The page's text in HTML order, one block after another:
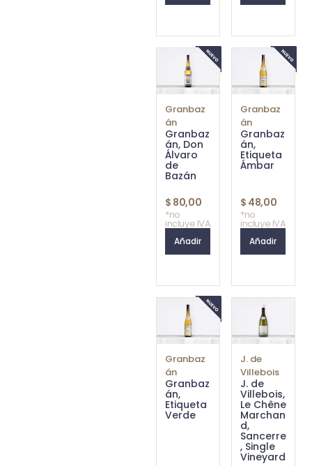
Granbaz
án
Granbaz
án, Don
Álvaro
de
Bazán
$ 80,00
*no
incluye IVA
Añadir
Granbaz
án
Granbaz
án,
Etiqueta
Ámbar
$ 48,00
*no
incluye IVA
Añadir
Granbaz
án
Granbaz
án,
Etiqueta
Verde
J. de
Villebois
J. de
Villebois,
Le Chêne
Marchan
d,
Sancerre
, Single
Vineyard